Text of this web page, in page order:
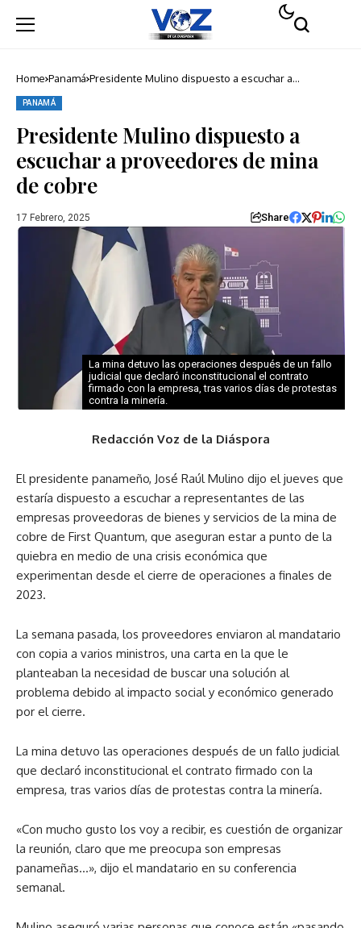
Home Panamá Presidente Mulino dispuesto a escuchar a
PANAMÁ
Presidente Mulino dispuesto a
escuchar a proveedores de mina
de cobre
17 Febrero, 2025 Share
La mina detuvo las operaciones después de un fallo
judicial que declaró inconstitucional el contrato
firmado con la empresa, tras varios días de protestas
contra la minería.
Redacción Voz de la Diáspora
El presidente panameño, José Raúl Mulino dijo el jueves que
estaría dispuesto a escuchar a representantes de las
empresas proveedoras de bienes y servicios de la mina de
cobre de First Quantum, que aseguran estar a punto de la
quiebra en medio de una crisis económica que
experimentan desde el cierre de operaciones a finales de
2023.
La semana pasada, los proveedores enviaron al mandatario
con copia a varios ministros, una carta en la que le
planteaban la necesidad de buscar una solución al
problema debido al impacto social y económico generado
por el cierre.
La mina detuvo las operaciones después de un fallo judicial
que declaró inconstitucional el contrato firmado con la
empresa, tras varios días de protestas contra la minería.
«Con mucho gusto los voy a recibir, es cuestión de organizar
la reunión, claro que me preocupa son empresas
panameñas…», dijo el mandatario en su conferencia
semanal.